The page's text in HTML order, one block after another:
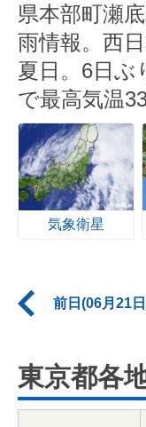
県本部町瀬
雨情報。西
夏日。6日ぶ
で最高気温33
気象衛星
前日(06月21
東京都各